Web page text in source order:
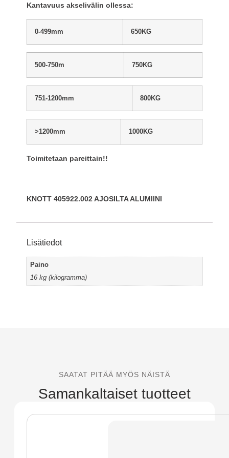
Kantavuus akselivälin ollessa:
0-499mm 650KG
500-750m 750KG
751-1200mm 800KG
>1200mm 1000KG
Toimitetaan pareittain!!
KNOTT 405922.002 AJOSILTA ALUMIINI
Lisätiedot
Paino
16 kg (kilogramma)
SAATAT PITÄÄ MYÖS NÄISTÄ
Samankaltaiset tuotteet